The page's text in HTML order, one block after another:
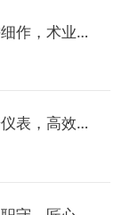
四月“月度之星” | 深耕细作，术业专精
四月“月度之星” | 精研仪表，高效运维